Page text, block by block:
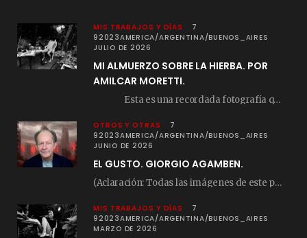
MIS TRABAJOS Y DÍAS
7
92023AMERICA/ARGENTINA/BUENOS_AIRES
JULIO DE 2026
MI ALMUERZO SOBRE LA HIERBA. POR
AMILCAR MORETTI.
Esta es una recordada fotografía que registré…
OTROS Y OTRAS
7
92023AMERICA/ARGENTINA/BUENOS_AIRES
JUNIO DE 2026
EL GUSTO. GIORGIO AGAMBEN.
(Aclaración: Todas las imágenes de este posteo fueron tomadas de Bloghemia.com, y todos los…
MIS TRABAJOS Y DÍAS
7
92023AMERICA/ARGENTINA/BUENOS_AIRES
MARZO DE 2026